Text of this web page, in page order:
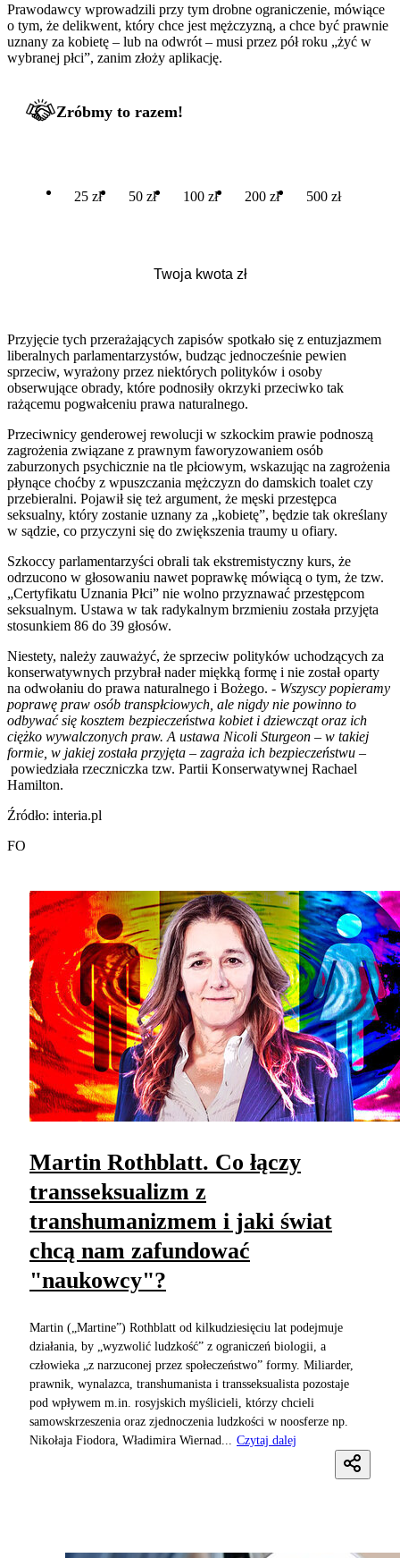
Prawodawcy wprowadzili przy tym drobne ograniczenie, mówiące
o tym, że delikwent, który chce jest mężczyzną, a chce być prawnie
uznany za kobietę – lub na odwrót – musi przez pół roku „żyć w
wybranej płci”, zanim złoży aplikację.
Zróbmy to razem!
25 zł 50 zł 100 zł 200 zł 500 zł
Przyjęcie tych przerażających zapisów spotkało się z entuzjazmem
liberalnych parlamentarzystów, budząc jednocześnie pewien
sprzeciw, wyrażony przez niektórych polityków i osoby
obserwujące obrady, które podnosiły okrzyki przeciwko tak
rażącemu pogwałceniu prawa naturalnego.
Przeciwnicy genderowej rewolucji w szkockim prawie podnoszą
zagrożenia związane z prawnym faworyzowaniem osób
zaburzonych psychicznie na tle płciowym, wskazując na zagrożenia
płynące choćby z wpuszczania mężczyzn do damskich toalet czy
przebieralni. Pojawił się też argument, że męski przestępca
seksualny, który zostanie uznany za „kobietę”, będzie tak określany
w sądzie, co przyczyni się do zwiększenia traumy u ofiary.
Szkoccy parlamentarzyści obrali tak ekstremistyczny kurs, że
odrzucono w głosowaniu nawet poprawkę mówiącą o tym, że tzw.
„Certyfikatu Uznania Płci” nie wolno przyznawać przestępcom
seksualnym. Ustawa w tak radykalnym brzmieniu została przyjęta
stosunkiem 86 do 39 głosów.
Niestety, należy zauważyć, że sprzeciw polityków uchodzących za
konserwatywnych przybrał nader miękką formę i nie został oparty
na odwołaniu do prawa naturalnego i Bożego. - Wszyscy popieramy
poprawę praw osób transpłciowych, ale nigdy nie powinno to
odbywać się kosztem bezpieczeństwa kobiet i dziewcząt oraz ich
ciężko wywalczonych praw. A ustawa Nicoli Sturgeon – w takiej
formie, w jakiej została przyjęta – zagraża ich bezpieczeństwu –
powiedziała rzeczniczka tzw. Partii Konserwatywnej Rachael
Hamilton.
Źródło: interia.pl
FO
Martin Rothblatt. Co łączy
transseksualizm z
transhumanizmem i jaki świat
chcą nam zafundować
"naukowcy"?
Martin („Martine”) Rothblatt od kilkudziesięciu lat podejmuje
działania, by „wyzwolić ludzkość” z ograniczeń biologii, a
człowieka „z narzuconej przez społeczeństwo” formy. Miliarder,
prawnik, wynalazca, transhumanista i transseksualista pozostaje
pod wpływem m.in. rosyjskich myślicieli, którzy chcieli
samowskrzeszenia oraz zjednoczenia ludzkości w noosferze np.
Nikołaja Fiodora, Władimira Wiernad...
Czytaj dalej